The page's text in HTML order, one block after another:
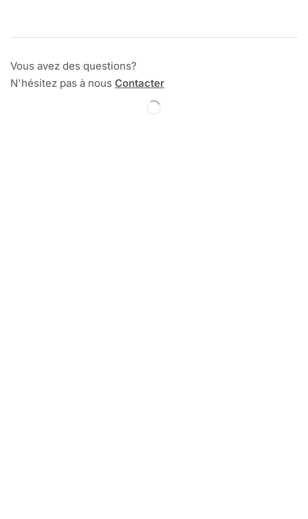
Vous avez des questions?
N'hésitez pas à nous Contacter